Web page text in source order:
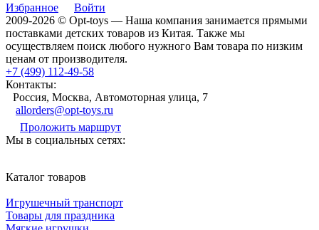
Избранное
Войти
2009-2026 © Opt-toys — Наша компания занимается прямыми
поставками детских товаров из Китая. Также мы
осуществляем поиск любого нужного Вам товара по низким
ценам от производителя.
+7 (499) 112-49-58
Контакты:
Россия, Москва, Автомоторная улица, 7
allorders@opt-toys.ru
Проложить маршрут
Мы в социальных сетях:
Каталог товаров
Игрушечный транспорт
Товары для праздника